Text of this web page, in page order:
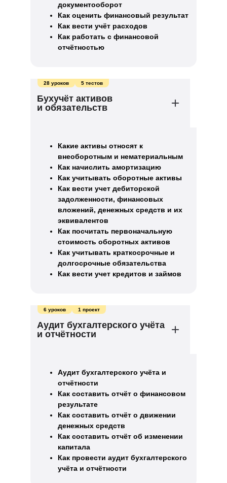
документооборот
Как оценить финансовый результат
Как вести учёт расходов
Как работать с финансовой
отчётностью
Бухучёт активов
и обязательств
28 уроков 5 тестов
Какие активы относят к
внеоборотным и нематериальным
Как начислить амортизацию
Как учитывать оборотные активы
Как вести учет дебиторской
задолженности, финансовых
вложений, денежных средств и их
эквивалентов
Как посчитать первоначальную
стоимость оборотных активов
Как учитывать краткосрочные и
долгосрочные обязательства
Как вести учет кредитов и займов
Аудит бухгалтерского учёта
и отчётности
6 уроков 1 проект
Аудит бухгалтерского учёта и
отчётности
Как составить отчёт о финансовом
результате
Как составить отчёт о движении
денежных средств
Как составить отчёт об изменении
капитала
Как провести аудит бухгалтерского
учёта и отчётности